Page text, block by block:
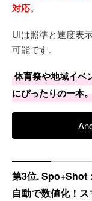
対応。
UIは照準と速度表
可能です。
体育祭や地域イベ
にぴったりの一本
第3位. Spo+Shot
自動で数値化！